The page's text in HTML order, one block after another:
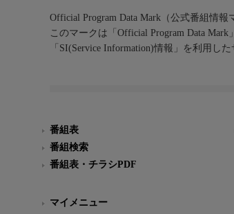
Official Program Data Mark（公式番組情報
このマークは「Official Program Data
「SI(Service Information)情報」を利用し
番組表
番組検索
番組表・チラシPDF
マイメニュー